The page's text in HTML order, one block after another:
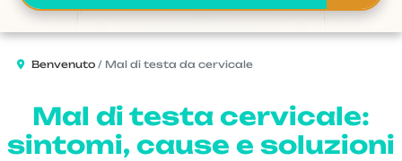
Benvenuto Mal di testa da cervicale
Mal di testa cervicale:
sintomi, cause e soluzioni